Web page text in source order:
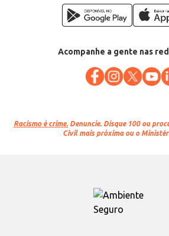
Acompanhe a gente nas
Racismo é crime. Denuncie. Disque 100 ou
Civil mais próxima ou o